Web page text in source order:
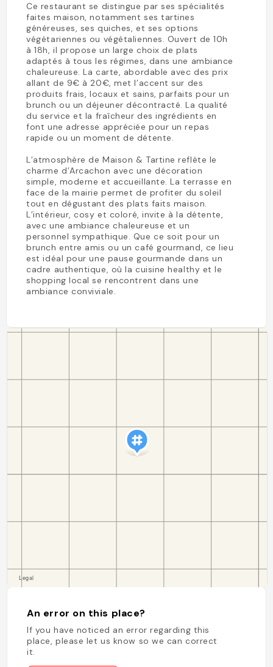
Ce restaurant se distingue par ses spécialités
faites maison, notamment ses tartines
généreuses, ses quiches, et ses options
végétariennes ou végétaliennes. Ouvert de 10h
à 18h, il propose un large choix de plats
adaptés à tous les régimes, dans une ambiance
chaleureuse. La carte, abordable avec des prix
allant de 9€ à 20€, met l’accent sur des
produits frais, locaux et sains, parfaits pour un
brunch ou un déjeuner décontracté. La qualité
du service et la fraîcheur des ingrédients en
font une adresse appréciée pour un repas
rapide ou un moment de détente.
L’atmosphère de Maison & Tartine reflète le
charme d’Arcachon avec une décoration
simple, moderne et accueillante. La terrasse en
face de la mairie permet de profiter du soleil
tout en dégustant des plats faits maison.
L’intérieur, cosy et coloré, invite à la détente,
avec une ambiance chaleureuse et un
personnel sympathique. Que ce soit pour un
brunch entre amis ou un café gourmand, ce lieu
est idéal pour une pause gourmande dans un
cadre authentique, où la cuisine healthy et le
shopping local se rencontrent dans une
ambiance conviviale.
An error on this place?
If you have noticed an error regarding this
place, please let us know so we can correct
it.